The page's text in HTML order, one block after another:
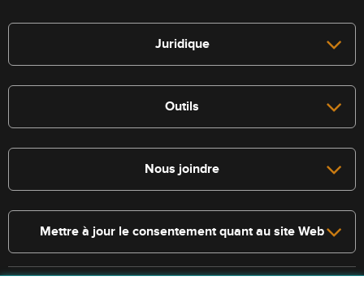
Juridique
Outils
Nous joindre
Mettre à jour le consentement quant au site Web